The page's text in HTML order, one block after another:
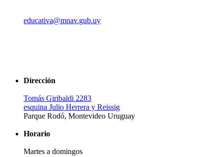
educativa@mnav.gub.uy
Dirección
Tomás Giribaldi 2283
esquina Julio Herrera y Reissig
Parque Rodó, Montevideo Uruguay
Horario
Martes a domingos